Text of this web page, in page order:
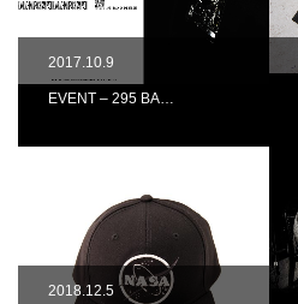
2017.10.9
EVENT – 295 BA…
2018.12.5